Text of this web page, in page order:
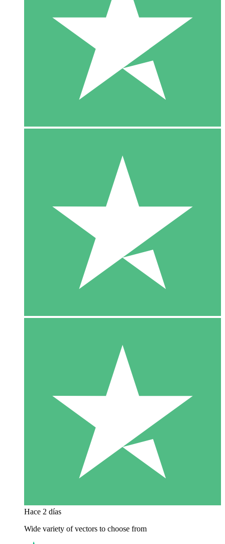
Hace 2 días
Wide variety of vectors to choose from